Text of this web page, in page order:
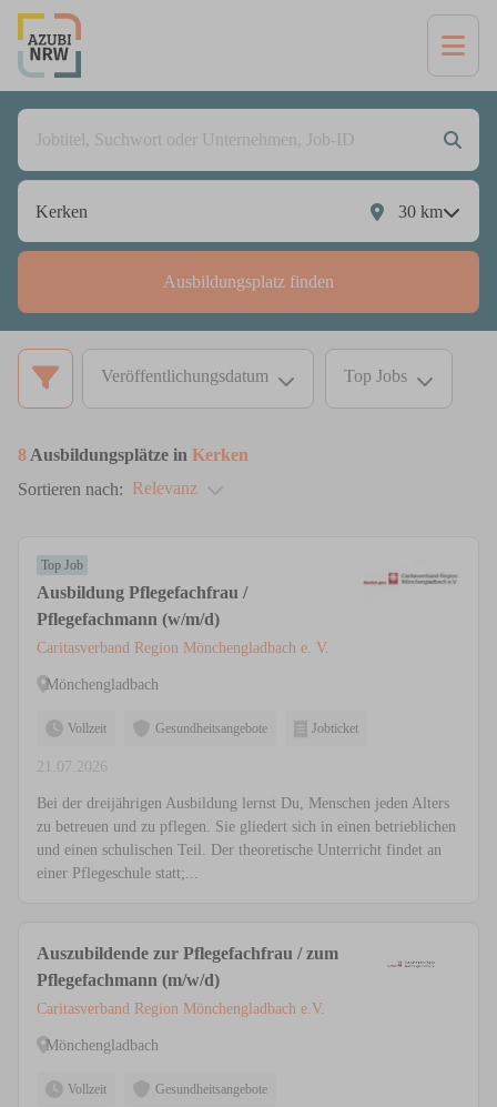
30 km
Ausbildungsplatz finden
Veröffentlichungsdatum Top Jobs
8 Ausbildungsplätze in Kerken
Sortieren nach: Relevanz
Top Job
Ausbildung Pflegefachfrau /
Pflegefachmann (w/m/d)
Caritasverband Region Mönchengladbach e. V.
Mönchengladbach
Vollzeit Gesundheitsangebote Jobticket
21.07.2026
Bei der dreijährigen Ausbildung lernst Du, Menschen jeden Alters
zu betreuen und zu pflegen. Sie gliedert sich in einen betrieblichen
und einen schulischen Teil. Der theoretische Unterricht findet an
einer Pflegeschule statt;...
Auszubildende zur Pflegefachfrau / zum
Pflegefachmann (m/w/d)
Caritasverband Region Mönchengladbach e.V.
Mönchengladbach
Vollzeit Gesundheitsangebote